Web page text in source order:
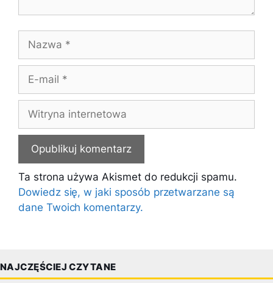
Nazwa
Witryna
internetowa
Ta strona używa Akismet do redukcji spamu.
Dowiedz się, w jaki sposób przetwarzane są
dane Twoich komentarzy.
NAJCZĘŚCIEJ CZYTANE